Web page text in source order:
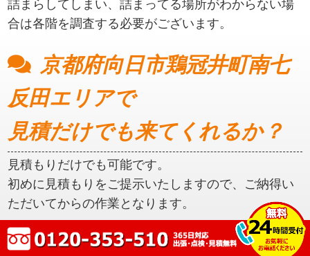
詰まらしてしまい、詰まってる場所がわからない場
合は各階を調査する必要がございます。
京都府向日市鶏冠井町南七
反田エリアで
見積だけでも来てくれるか？
見積もりだけでも可能です。
初めに見積もりをご提示いたしますので、ご納得い
ただいてからの作業となります。
京都府向日市鶏冠井町南七